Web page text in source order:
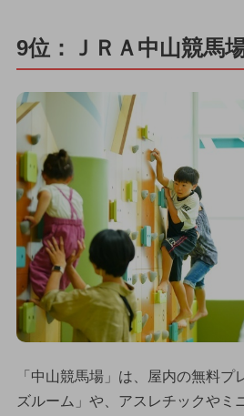
9位：ＪＲＡ中山競馬
「中山競馬場」は、屋内の無料プ
ズルーム」や、アスレチックやミ